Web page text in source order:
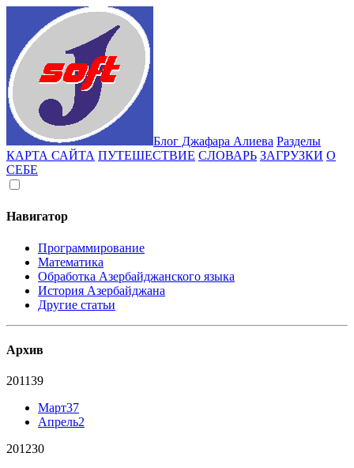
Блог Джафара Алиева Разделы
КАРТА САЙТА ПУТЕШЕСТВИЕ СЛОВАРЬ ЗАГРУЗКИ О
СЕБЕ
Навигатор
Программирование
Математика
Обработка Азербайджанского языка
История Азербайджана
Другие статьи
Архив
201139
Март37
Апрель2
201230